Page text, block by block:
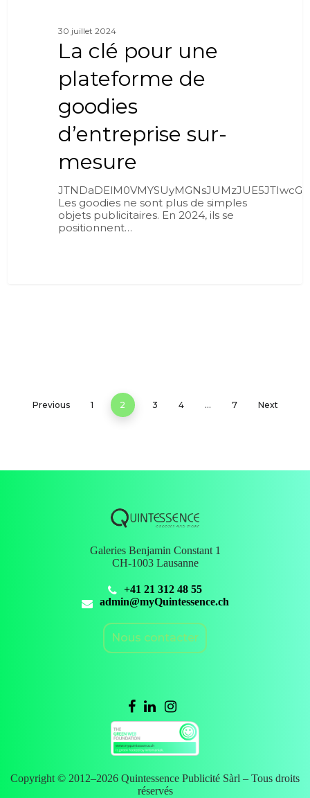
30 juillet 2024
La clé pour une
plateforme de
goodies
d’entreprise sur-
mesure
Les goodies ne sont plus de simples
objets publicitaires. En 2024, ils se
positionnent…
Previous 1 2 3 4 … 7 Next
Galeries Benjamin Constant 1
CH-1003 Lausanne
+41 21 312 48 55
admin@myQuintessence.ch
Nous contacter
Copyright © 2012–2026 Quintessence Publicité Sàrl – Tous droits
réservés